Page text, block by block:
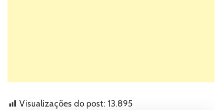
Visualizações do post: 13.895